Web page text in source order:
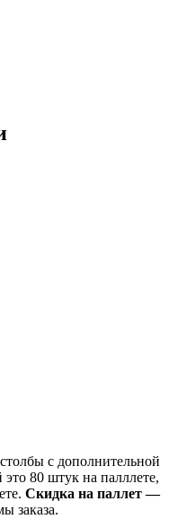
с дополнительной
80 штук на палллете,
Скидка на паллет —
заказа.